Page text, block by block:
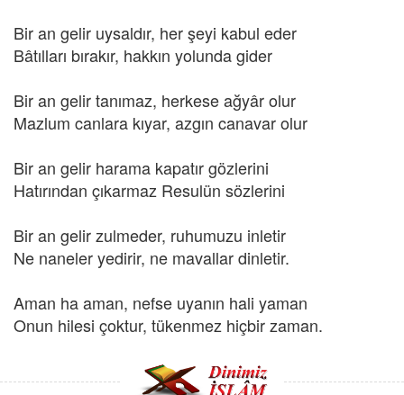
Bir an gelir uysaldır, her şeyi kabul eder
Bâtılları bırakır, hakkın yolunda gider
Bir an gelir tanımaz, herkese ağyâr olur
Mazlum canlara kıyar, azgın canavar olur
Bir an gelir harama kapatır gözlerini
Hatırından çıkarmaz Resulün sözlerini
Bir an gelir zulmeder, ruhumuzu inletir
Ne naneler yedirir, ne mavallar dinletir.
Aman ha aman, nefse uyanın hali yaman
Onun hilesi çoktur, tükenmez hiçbir zaman.